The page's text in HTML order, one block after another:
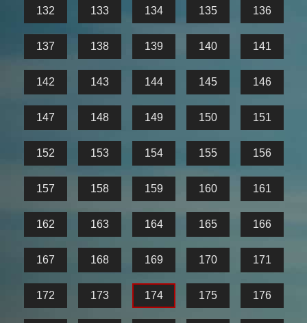
132 133 134 135 136
137 138 139 140 141
142 143 144 145 146
147 148 149 150 151
152 153 154 155 156
157 158 159 160 161
162 163 164 165 166
167 168 169 170 171
172 173 174 175 176